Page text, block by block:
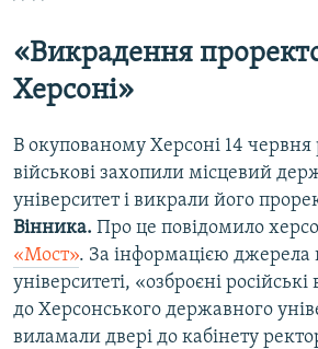
«Викрадення
Херсоні»
В окупованому Херсоні 14 червня
військові захопили місцевий
університет і викрали його
Вінника. Про це повідомило
«Мост». За інформацією джерела
університеті, «озброєні
до Херсонського державного
виламали двері до кабінету